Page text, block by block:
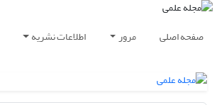
صفحه اصلی مرور اطلاعات نشریه